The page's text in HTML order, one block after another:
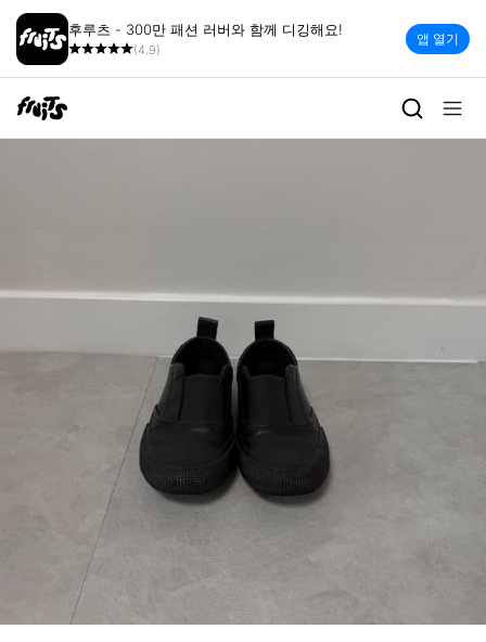
후루츠 - 300만 패션 러버와 함께 디깅해요!
(4.9)
앱 열기